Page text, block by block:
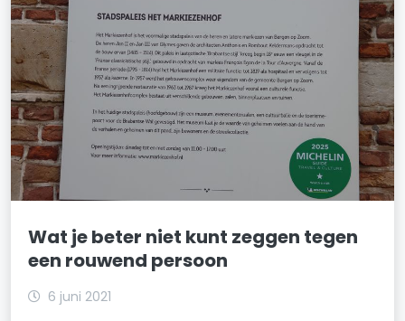
Wat je beter niet kunt zeggen tegen
een rouwend persoon
6 juni 2021